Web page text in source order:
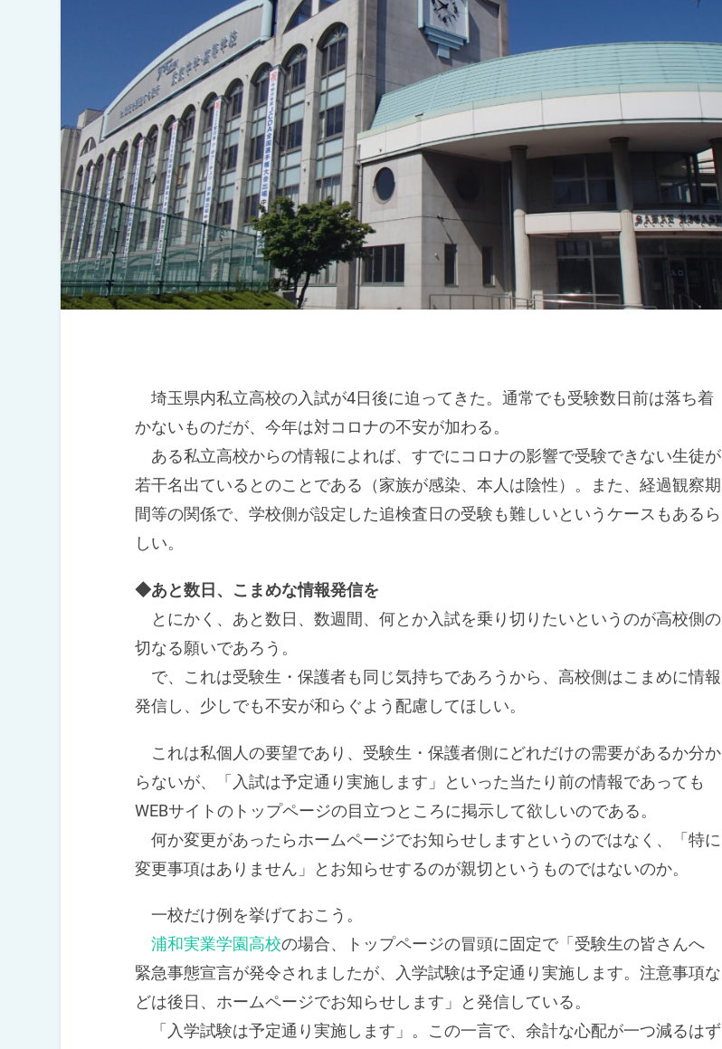
埼玉県内私立高校の入試が4日後に迫ってきた。通常でも受験数日前は落ち着
かないものだが、今年は対コロナの不安が加わる。
ある私立高校からの情報によれば、すでにコロナの影響で受験できない生徒が
若干名出ているとのことである（家族が感染、本人は陰性）。また、経過観察期
間等の関係で、学校側が設定した追検査日の受験も難しいというケースもあるら
しい。
◆あと数日、こまめな情報発信を
とにかく、あと数日、数週間、何とか入試を乗り切りたいというのが高校側の
切なる願いであろう。
で、これは受験生・保護者も同じ気持ちであろうから、高校側はこまめに情報
発信し、少しでも不安が和らぐよう配慮してほしい。
これは私個人の要望であり、受験生・保護者側にどれだけの需要があるか分か
らないが、「入試は予定通り実施します」といった当たり前の情報であっても
WEBサイトのトップページの目立つところに掲示して欲しいのである。
何か変更があったらホームページでお知らせしますというのではなく、「特に
変更事項はありません」とお知らせするのが親切というものではないのか。
一校だけ例を挙げておこう。
浦和実業学園高校の場合、トップページの冒頭に固定で「受験生の皆さんへ
緊急事態宣言が発令されましたが、入学試験は予定通り実施します。注意事項な
どは後日、ホームページでお知らせします」と発信している。
「入学試験は予定通り実施します」。この一言で、余計な心配が一つ減るはず